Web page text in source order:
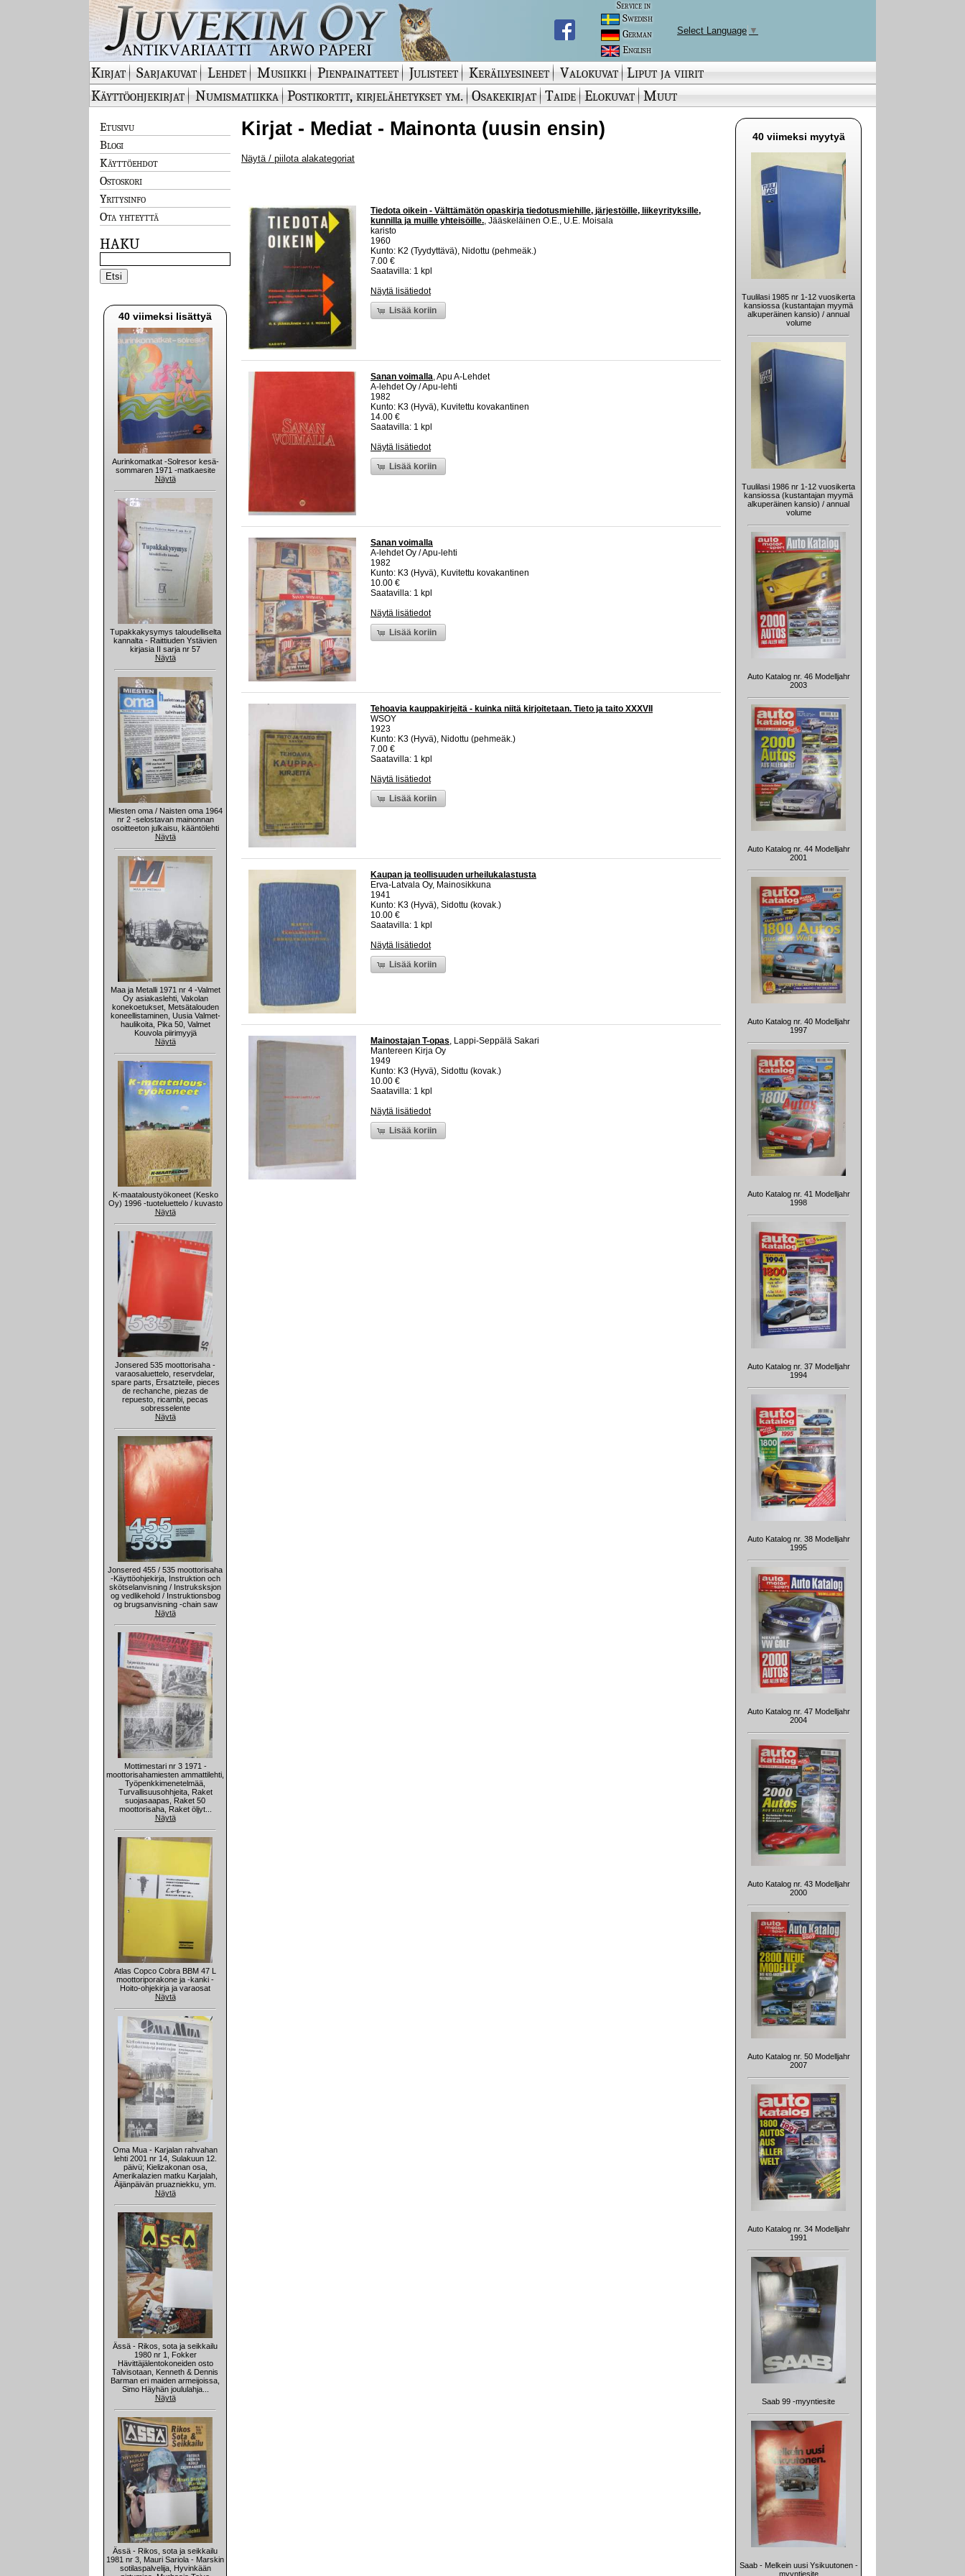
Service in
Swedish
German
English
Select Language ▼
Kirjat Sarjakuvat Lehdet Musiikki Pienpainatteet Julisteet Keräilyesineet Valokuvat Liput ja viirit
Käyttöohjekirjat
Numismatiikka Postikortit, kirjelähetykset ym. Osakekirjat Taide Elokuvat Muut
Etusivu
Blogi
Käyttöehdot
Ostoskori
Yritysinfo
Ota yhteyttä
HAKU
40 viimeksi lisättyä
Aurinkomatkat -Solresor kesä-
sommaren 1971 -matkaesite
Näytä
Tupakkakysymys taloudelliselta
kannalta - Raittiuden Ystävien
kirjasia II sarja nr 57
Näytä
Miesten oma / Naisten oma 1964
nr 2 -selostavan mainonnan
osoitteeton julkaisu, kääntölehti
Näytä
Maa ja Metalli 1971 nr 4 -Valmet
Oy asiakaslehti, Vakolan
konekoetukset, Metsätalouden
koneellistaminen, Uusia Valmet-
haulikoita, Pika 50, Valmet
Kouvola piirimyyjä
Näytä
K-maataloustyökoneet (Kesko
Oy) 1996 -tuoteluettelo / kuvasto
Näytä
Jonsered 535 moottorisaha -
varaosaluettelo, reservdelar,
spare parts, Ersatzteile, pieces
de rechanche, piezas de
repuesto, ricambi, pecas
sobresselente
Näytä
Jonsered 455 / 535 moottorisaha
-Käyttöohjekirja, Instruktion och
skötselanvisning / Instruksksjon
og vedlikehold / Instruktionsbog
og brugsanvisning -chain saw
Näytä
Mottimestari nr 3 1971 -
moottorisahamiesten ammattilehti,
Työpenkkimenetelmää,
Turvallisuusohhjeita, Raket
suojasaapas, Raket 50
moottorisaha, Raket öljyt...
Näytä
Atlas Copco Cobra BBM 47 L
moottoriporakone ja -kanki -
Hoito-ohjekirja ja varaosat
Näytä
Oma Mua - Karjalan rahvahan
lehti 2001 nr 14, Sulakuun 12.
päivü; Kielizakonan osa,
Amerikalazien matku Karjalah,
Äijänpäivän pruazniekku, ym.
Näytä
Ässä - Rikos, sota ja seikkailu
1980 nr 1, Fokker
Hävittäjälentokoneiden osto
Talvisotaan, Kenneth & Dennis
Barman eri maiden armeijoissa,
Simo Häyhän joululahja...
Näytä
Ässä - Rikos, sota ja seikkailu
1981 nr 3, Mauri Sariola - Marskin
sotilaspalvelija, Hyvinkään
Kirjat - Mediat - Mainonta (uusin ensin)
Näytä / piilota alakategoriat
Tiedota oikein - Välttämätön opaskirja tiedotusmiehille, järjestöille, liikeyrityksille,
kunnilla ja muille yhteisöille., Jääskeläinen O.E., U.E. Moisala
karisto
1960
Kunto: K2 (Tyydyttävä), Nidottu (pehmeäk.)
7.00 €
Saatavilla: 1 kpl
Näytä lisätiedot
Lisää koriin
Sanan voimalla, Apu A-Lehdet
A-lehdet Oy / Apu-lehti
1982
Kunto: K3 (Hyvä), Kuvitettu kovakantinen
14.00 €
Saatavilla: 1 kpl
Näytä lisätiedot
Lisää koriin
Sanan voimalla
A-lehdet Oy / Apu-lehti
1982
Kunto: K3 (Hyvä), Kuvitettu kovakantinen
10.00 €
Saatavilla: 1 kpl
Näytä lisätiedot
Lisää koriin
Tehoavia kauppakirjeitä - kuinka niitä kirjoitetaan. Tieto ja taito XXXVII
WSOY
1923
Kunto: K3 (Hyvä), Nidottu (pehmeäk.)
7.00 €
Saatavilla: 1 kpl
Näytä lisätiedot
Lisää koriin
Kaupan ja teollisuuden urheilukalastusta
Erva-Latvala Oy, Mainosikkuna
1941
Kunto: K3 (Hyvä), Sidottu (kovak.)
10.00 €
Saatavilla: 1 kpl
Näytä lisätiedot
Lisää koriin
Mainostajan T-opas, Lappi-Seppälä Sakari
Mantereen Kirja Oy
1949
Kunto: K3 (Hyvä), Sidottu (kovak.)
10.00 €
Saatavilla: 1 kpl
Näytä lisätiedot
Lisää koriin
40 viimeksi myytyä
Tuulilasi 1985 nr 1-12 vuosikerta
kansiossa (kustantajan myymä
alkuperäinen kansio) / annual
volume
Tuulilasi 1986 nr 1-12 vuosikerta
kansiossa (kustantajan myymä
alkuperäinen kansio) / annual
volume
Auto Katalog nr. 46 Modelljahr
2003
Auto Katalog nr. 44 Modelljahr
2001
Auto Katalog nr. 40 Modelljahr
1997
Auto Katalog nr. 41 Modelljahr
1998
Auto Katalog nr. 37 Modelljahr
1994
Auto Katalog nr. 38 Modelljahr
1995
Auto Katalog nr. 47 Modelljahr
2004
Auto Katalog nr. 43 Modelljahr
2000
Auto Katalog nr. 50 Modelljahr
2007
Auto Katalog nr. 34 Modelljahr
1991
Saab 99 -myyntiesite
Saab - Melkein uusi Ysikuutonen -
myyntiesite